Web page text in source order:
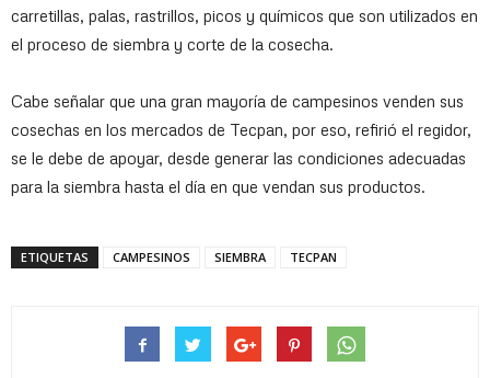
carretillas, palas, rastrillos, picos y químicos que son utilizados en
el proceso de siembra y corte de la cosecha.
Cabe señalar que una gran mayoría de campesinos venden sus
cosechas en los mercados de Tecpan, por eso, refirió el regidor,
se le debe de apoyar, desde generar las condiciones adecuadas
para la siembra hasta el día en que vendan sus productos.
ETIQUETAS CAMPESINOS SIEMBRA TECPAN